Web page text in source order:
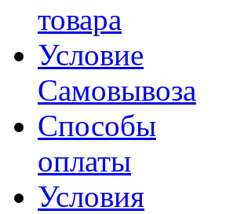
товара
Условие
Самовывоза
Способы
оплаты
Условия